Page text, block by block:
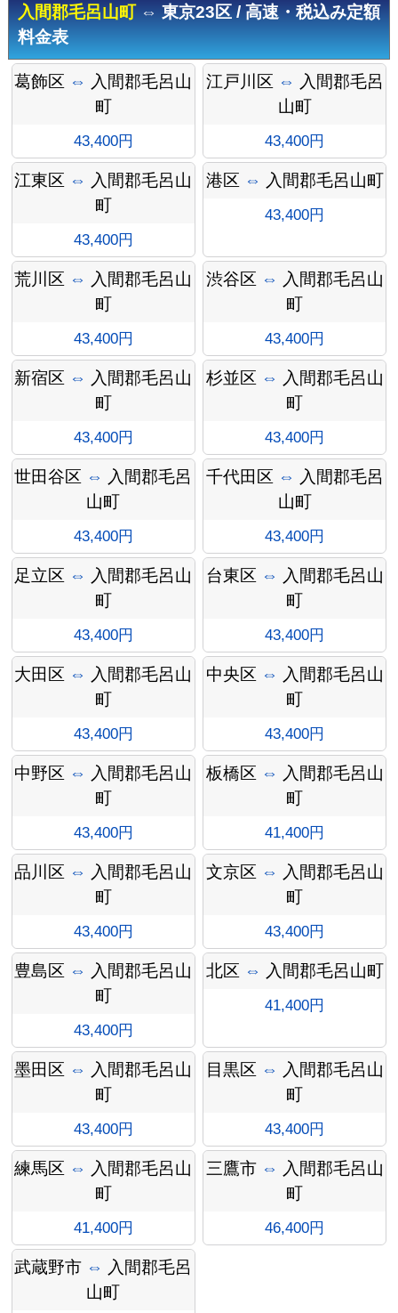
料金
オプシ
ョン料
金
インフ
ォメー
ション
入間郡毛呂山町⇔ 東京23区 / 高速・税込み定額
料金表
葛飾区 ⇔ 入間郡毛呂山
町
43,400円
江戸川区 ⇔ 入間郡毛呂
山町
43,400円
江東区 ⇔ 入間郡毛呂山
町
43,400円
港区 ⇔ 入間郡毛呂山町
43,400円
荒川区 ⇔ 入間郡毛呂山
町
43,400円
渋谷区 ⇔ 入間郡毛呂山
町
43,400円
新宿区 ⇔ 入間郡毛呂山
町
43,400円
杉並区 ⇔ 入間郡毛呂山
町
43,400円
世田谷区 ⇔ 入間郡毛呂
山町
43,400円
千代田区 ⇔ 入間郡毛呂
山町
43,400円
足立区 ⇔ 入間郡毛呂山
町
43,400円
台東区 ⇔ 入間郡毛呂山
町
43,400円
大田区 ⇔ 入間郡毛呂山
町
43,400円
中央区 ⇔ 入間郡毛呂山
町
43,400円
中野区 ⇔ 入間郡毛呂山
町
43,400円
板橋区 ⇔ 入間郡毛呂山
町
41,400円
品川区 ⇔ 入間郡毛呂山
町
43,400円
文京区 ⇔ 入間郡毛呂山
町
43,400円
豊島区 ⇔ 入間郡毛呂山
町
43,400円
北区 ⇔ 入間郡毛呂山町
41,400円
墨田区 ⇔ 入間郡毛呂山
町
43,400円
目黒区 ⇔ 入間郡毛呂山
町
43,400円
練馬区 ⇔ 入間郡毛呂山
町
41,400円
三鷹市 ⇔ 入間郡毛呂山
町
46,400円
武蔵野市 ⇔ 入間郡毛呂
山町